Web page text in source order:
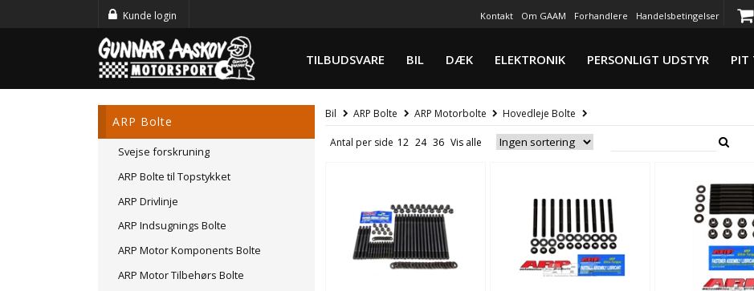
Kunde login Kontakt Om GAAM Forhandlere Handelsbetingelser
TILBUDSVARE BIL DÆK ELEKTRONIK PERSONLIGT UDSTYR PIT
ARP Bolte
Svejse forskruning
ARP Bolte til Topstykket
ARP Drivlinje
ARP Indsugnings Bolte
ARP Motor Komponents Bolte
ARP Motor Tilbehørs Bolte
Bil ARP Bolte ARP Motorbolte Hovedleje Bolte
Antal per side